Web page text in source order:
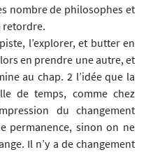
nombre de philosophes et
retordre.
l’explorer, et butter en
en prendre une autre, et
au chap. 2 l’idée que la
de temps, comme chez
du changement
permanence, sinon on ne
Il n’y a de changement